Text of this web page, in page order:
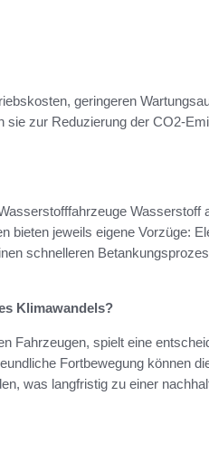
geringeren
sie zur Reduzierung der CO2-
Wasserstoff
bieten jeweils eigene Vorzüge:
schnelleren
Klimawandels?
Fahrzeugen, spielt eine
Fortbewegung können
was langfristig zu einer